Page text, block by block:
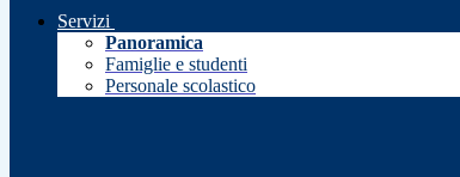
Servizi
Panoramica
Famiglie e studenti
Personale scolastico